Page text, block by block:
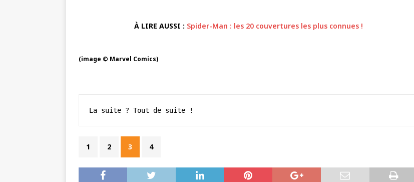
À LIRE AUSSI : Spider-Man : les 20 couvertures les plus connues !
(image © Marvel Comics)
La suite ? Tout de suite !
1 2 3 4